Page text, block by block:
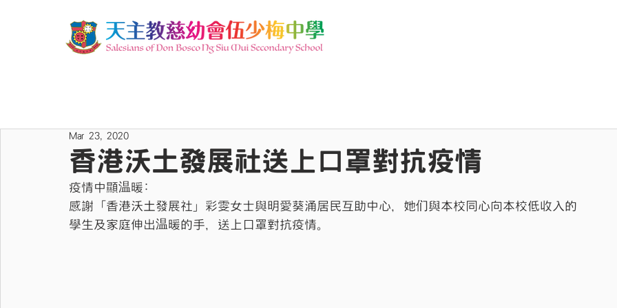
香港沃土發展社送上口罩對抗疫情
Mar 23, 2020
疫情中顯温暖:
感謝「香港沃土發展社」彩雯女士與明愛葵涌居民互助中心，她们與本校同心向本校低收入的
學生及家庭伸出温暖的手，送上口罩對抗疫情。